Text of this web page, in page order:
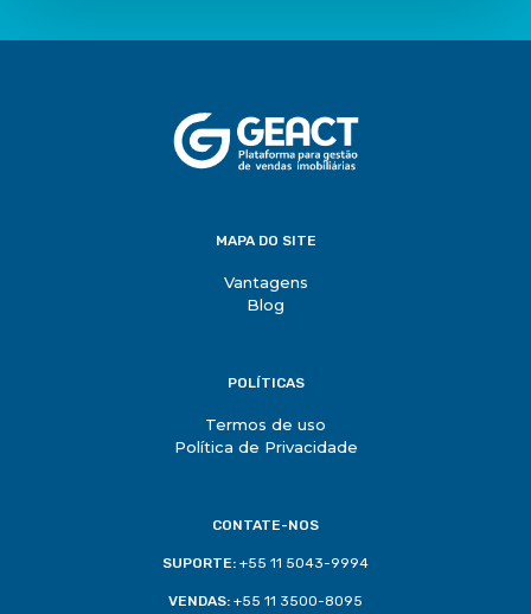
MAPA DO SITE
Vantagens
Blog
POLÍTICAS
Termos de uso
Política de Privacidade
CONTATE-NOS
SUPORTE: +55 11 5043-9994
VENDAS: +55 11 3500-8095